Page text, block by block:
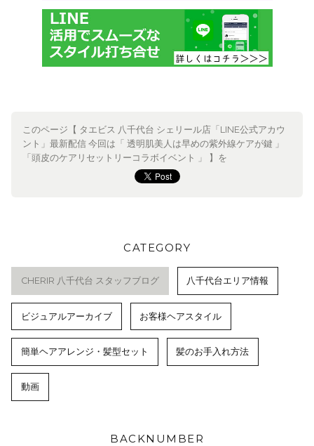
このページ【 タエビス 八千代台 シェリール店「LINE公式アカウ
ント」最新配信 今回は「 透明肌美人は早めの紫外線ケアが鍵 」
「頭皮のケアリセットリーコラボイベント 」 】を
CATEGORY
CHERIR 八千代台 スタッフブログ 八千代台エリア情報
ビジュアルアーカイブ お客様ヘアスタイル
簡単ヘアアレンジ・髪型セット 髪のお手入れ方法
動画
BACKNUMBER